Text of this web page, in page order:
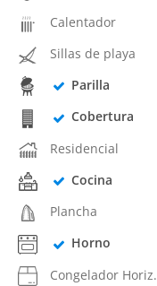
Calentador
Sillas de playa
Parilla
Cobertura
Residencial
Cocina
Plancha
Horno
Congelador Horiz.